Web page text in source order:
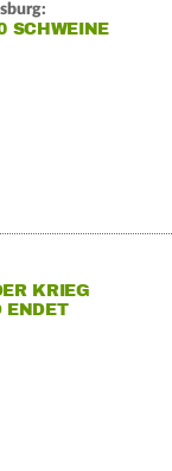
SCHWEINE
KRIEG
ENDET